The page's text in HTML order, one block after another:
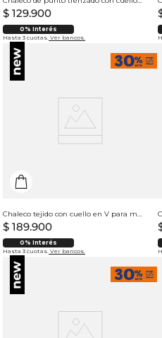
$ 129.900
0% Interés
Hasta 3 cuotas. Ver bancos.
Chaleco tejido con cuello en V para mujer
$ 189.900
0% Interés
Hasta 3 cuotas. Ver bancos.